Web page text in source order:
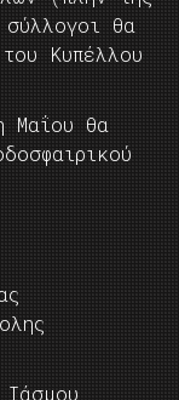
θα
Κυπέλλου
Μαΐου θα